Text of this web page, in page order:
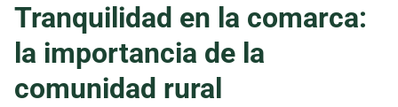
Tranquilidad en la comarca:
la importancia de la
comunidad rural